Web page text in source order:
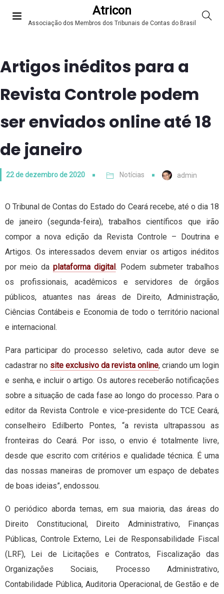
Atricon
Associação dos Membros dos Tribunais de Contas do Brasil
Artigos inéditos para a
Revista Controle podem
ser enviados online até 18
de janeiro
22 de dezembro de 2020 Notícias admin
O Tribunal de Contas do Estado do Ceará recebe, até o dia 18
de janeiro (segunda-feira), trabalhos científicos que irão
compor a nova edição da Revista Controle – Doutrina e
Artigos. Os interessados devem enviar os artigos inéditos
por meio da plataforma digital . Podem submeter trabalhos
os profissionais, acadêmicos e servidores de órgãos
públicos, atuantes nas áreas de Direito, Administração,
Ciências Contábeis e Economia de todo o território nacional
e internacional.
Para participar do processo seletivo, cada autor deve se
cadastrar no site exclusivo da revista online, criando um login
e senha, e incluir o artigo. Os autores receberão notificações
sobre a situação de cada fase ao longo do processo. Para o
editor da Revista Controle e vice-presidente do TCE Ceará,
conselheiro Edilberto Pontes, “a revista ultrapassou as
fronteiras do Ceará. Por isso, o envio é totalmente livre,
desde que escrito com critérios e qualidade técnica. É uma
das nossas maneiras de promover um espaço de debates
de boas ideias”, endossou.
O periódico aborda temas, em sua maioria, das áreas do
Direito Constitucional, Direito Administrativo, Finanças
Públicas, Controle Externo, Lei de Responsabilidade Fiscal
(LRF), Lei de Licitações e Contratos, Fiscalização das
Organizações Sociais, Processo Administrativo,
Contabilidade Pública, Auditoria Operacional, de Gestão e de